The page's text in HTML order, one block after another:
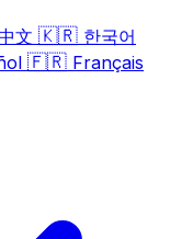
文 🇰🇷 한국어
🇫🇷 Français